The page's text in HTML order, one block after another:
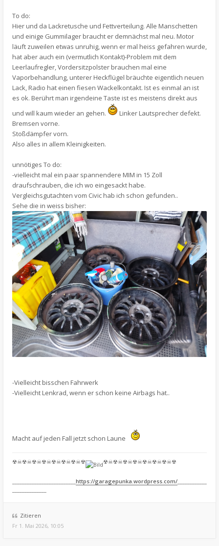
To do:
Hier und da Lackretusche und Fettverteilung. Alle Manschetten
und einige Gummilager braucht er demnächst mal neu. Motor
läuft zuweilen etwas unruhig, wenn er mal heiss gefahren wurde,
hat aber auch ein (vermutlich Kontakt)-Problem mit dem
Leerlaufregler, Vordersitzpolster brauchen mal eine
Vaporbehandlung, unterer Heckflügel bräuchte eigentlich neuen
Lack, Radio hat einen fiesen Wackelkontakt. Ist es einmal an ist
es ok. Berührt man irgendeine Taste ist es meistens direkt aus
und will kaum wieder an gehen.
Linker Lautsprecher defekt.
Bremsen vorne.
Stoßdämpfer vorn.
Also alles in allem Kleinigkeiten.
unnötiges To do:
-vielleicht mal ein paar spannendere MIM in 15 Zoll
draufschrauben, die ich wo eingesackt habe.
Vergleichsgutachten vom Civic hab ich schon gefunden..
Sehe die in weiss bisher:
-Vielleicht bisschen Fahrwerk
-Vielleicht Lenkrad, wenn er schon keine Airbags hat..
Macht auf jeden Fall jetzt schon Laune
☢☠☢☠☢☠☢☠☢☠☢☠☢☠☢ ☢☠☢☠☢☠☢☠☢☠☢☠☢☠☢
https://garagepunka.wordpress.com/
Zitieren
Fr 1. Mai 2026, 10:05